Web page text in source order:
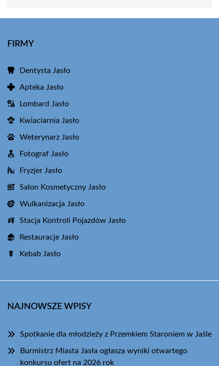
FIRMY
Dentysta Jasło
Apteka Jasło
Lombard Jasło
Kwiaciarnia Jasło
Weterynarz Jasło
Fotograf Jasło
Fryzjer Jasło
Salon Kosmetyczny Jasło
Wulkanizacja Jasło
Stacja Kontroli Pojazdów Jasło
Restauracje Jasło
Kebab Jasło
NAJNOWSZE WPISY
Spotkanie dla młodzieży z Przemkiem Staroniem w Jaśle
Burmistrz Miasta Jasła ogłasza wyniki otwartego
konkursu ofert na 2026 rok